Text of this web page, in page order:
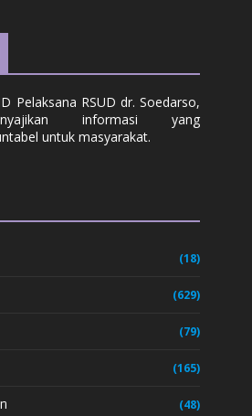
Pelaksana RSUD dr. Soedarso,
informasi yang
untuk masyarakat.
(18)
(629)
(79)
(165)
(48)